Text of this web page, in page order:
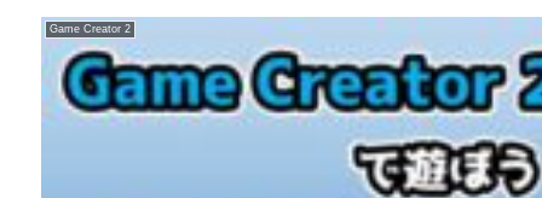
Game Creator 2